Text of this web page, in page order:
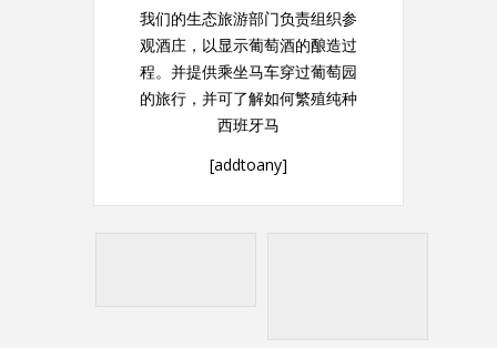
我们的生态旅游部门负责组织参
观酒庄，以显示葡萄酒的酿造过
程。并提供乘坐马车穿过葡萄园
的旅行，并可了解如何繁殖纯种
西班牙马
[addtoany]